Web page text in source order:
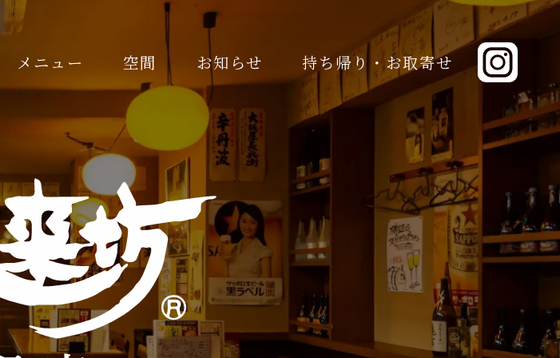
メニュー 空間 お知らせ 持ち帰り・お取寄せ